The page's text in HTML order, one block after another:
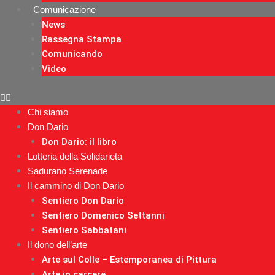
Comunicazione
News
Rassegna Stampa
Comunicando
Video
Chi siamo
Don Dario
Don Dario: il libro
Lotteria della Solidarietà
Sadurano Serenade
Il cammino di Don Dario
Sentiero Don Dario
Sentiero Domenico Settanni
Sentiero Sabbatani
Il dono dell’arte
Arte sul Colle – Estemporanea di Pittura